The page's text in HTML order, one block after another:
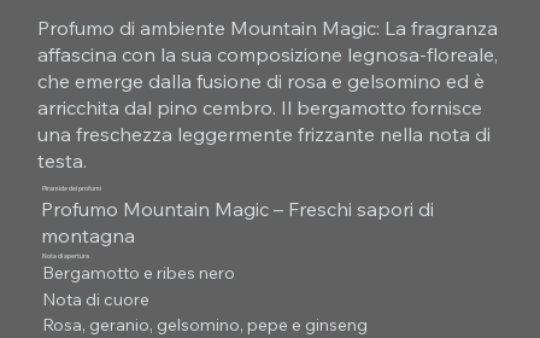
Profumo di ambiente Mountain Magic: La fragranza
affascina con la sua composizione legnosa-floreale,
che emerge dalla fusione di rosa e gelsomino ed è
arricchita dal pino cembro. Il bergamotto fornisce
una freschezza leggermente frizzante nella nota di
testa.
Piramide dei profumi
Profumo Mountain Magic – Freschi sapori di
montagna
Nota di apertura
Bergamotto e ribes nero
Nota di cuore
Rosa, geranio, gelsomino, pepe e ginseng